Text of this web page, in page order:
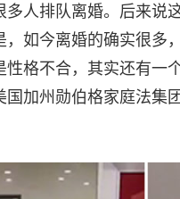
多人排队离婚。后来说
，如今离婚的确实很多
格不合，其实还有一
国加州勋伯格家庭法